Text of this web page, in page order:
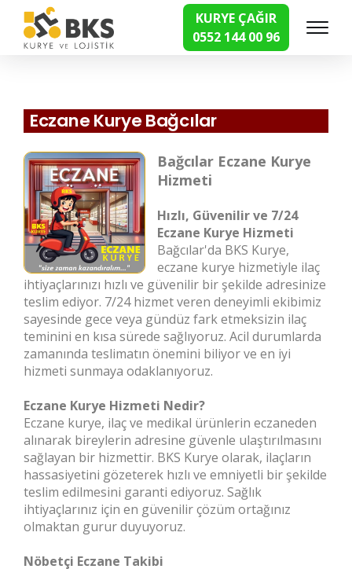
KURYE ÇAĞIR
0552 144 00 96
Hızlı Kurye Hizmetleri
Eczane Kurye Bağcılar
Bağcılar Eczane Kurye
Hizmeti
Hızlı, Güvenilir ve 7/24
Eczane Kurye Hizmeti
Bağcılar'da BKS Kurye,
eczane kurye hizmetiyle ilaç
ihtiyaçlarınızı hızlı ve güvenilir bir şekilde adresinize
teslim ediyor. 7/24 hizmet veren deneyimli ekibimiz
sayesinde gece veya gündüz fark etmeksizin ilaç
teminini en kısa sürede sağlıyoruz. Acil durumlarda
zamanında teslimatın önemini biliyor ve en iyi
hizmeti sunmaya odaklanıyoruz.
Eczane Kurye Hizmeti Nedir?
Eczane kurye, ilaç ve medikal ürünlerin eczaneden
alınarak bireylerin adresine güvenle ulaştırılmasını
sağlayan bir hizmettir. BKS Kurye olarak, ilaçların
hassasiyetini gözeterek hızlı ve emniyetli bir şekilde
teslim edilmesini garanti ediyoruz. Sağlık
ihtiyaçlarınız için en güvenilir çözüm ortağınız
olmaktan gurur duyuyoruz.
Nöbetçi Eczane Takibi